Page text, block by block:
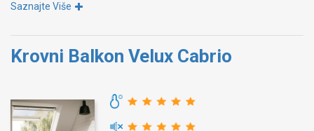
Saznajte Više
Krovni Balkon Velux Cabrio